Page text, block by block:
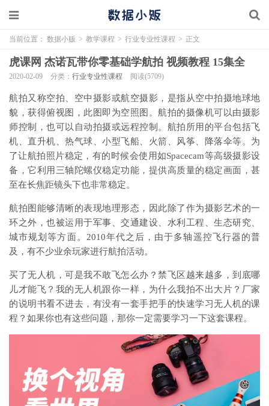
当前位置： 数据小贩 > 教学课程 > 行业专业性课程 > 正文
虎课网 杰诺瓦带你零基础学航拍 视频教程 15集全
2020-02-09 分类： 行业专业性课程 阅读(5709)
航拍又称空拍、空中摄影或航空摄影，是指从空中拍摄地球地
貌，获得俯视图，此图即为空照图。航拍的摄像机可以由摄影
师控制，也可以自动拍摄或远程控制。航拍所用的平台包括飞
机、直升机、热气球、小型飞船、火箭、风筝、降落伞等。为
了让航拍照片稳定，有的时候会使用如Spacecam等高级摄影设
备，它利用三轴陀螺仪稳定功能，提供高质量的稳定画面，甚
至在长焦距镜头下也非常稳定。
航拍图能够清晰的表现地理形态，因此除了作为摄影艺术的一
环之外，也被运用于军事、交通建设、水利工程、生态研究、
城市规划等方面。2010年代之后，由于多轴遥控飞行器的普
及，有不少业余玩家进行航拍活动。
买了无人机，可是我不敢飞怎么办？禁飞区越来越多，到底哪
儿才能飞？我的无人机跟你一样，为什么我拍不出大片？厂家
的说明书看不进去，有没有一套手把手的快速学习无人机的课
程？如果你也有这些问题，那你一定需要学习一下这套课程。